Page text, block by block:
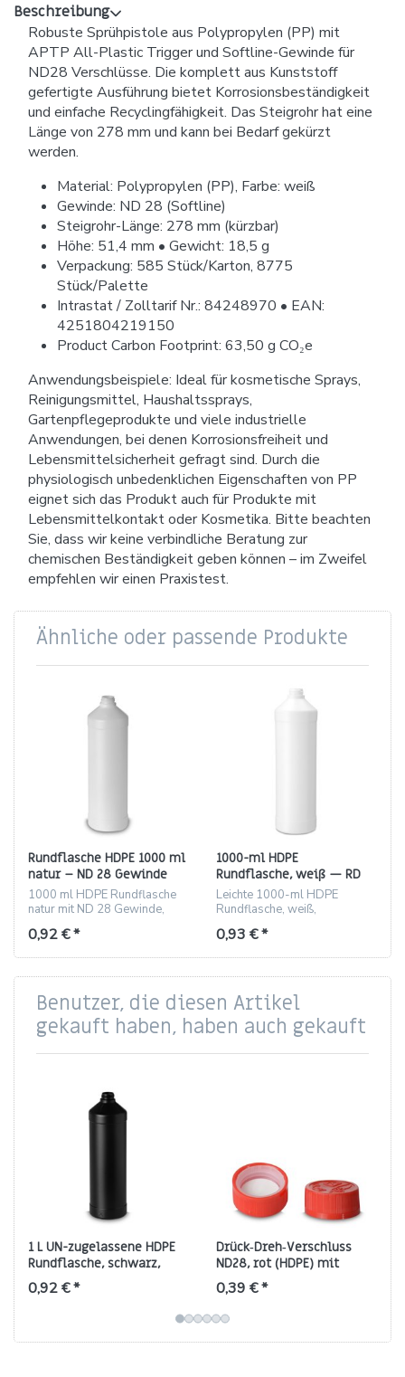
Beschreibung
Robuste Sprühpistole aus Polypropylen (PP) mit
APTP All-Plastic Trigger und Softline-Gewinde für
ND28 Verschlüsse. Die komplett aus Kunststoff
gefertigte Ausführung bietet Korrosionsbeständigkeit
und einfache Recyclingfähigkeit. Das Steigrohr hat eine
Länge von 278 mm und kann bei Bedarf gekürzt
werden.
Material: Polypropylen (PP), Farbe: weiß
Gewinde: ND 28 (Softline)
Steigrohr-Länge: 278 mm (kürzbar)
Höhe: 51,4 mm • Gewicht: 18,5 g
Verpackung: 585 Stück/Karton, 8775
Stück/Palette
Intrastat / Zolltarif Nr.: 84248970 • EAN:
4251804219150
Product Carbon Footprint: 63,50 g CO₂e
Anwendungsbeispiele: Ideal für kosmetische Sprays,
Reinigungsmittel, Haushaltssprays,
Gartenpflegeprodukte und viele industrielle
Anwendungen, bei denen Korrosionsfreiheit und
Lebensmittelsicherheit gefragt sind. Durch die
physiologisch unbedenklichen Eigenschaften von PP
eignet sich das Produkt auch für Produkte mit
Lebensmittelkontakt oder Kosmetika. Bitte beachten
Sie, dass wir keine verbindliche Beratung zur
chemischen Beständigkeit geben können – im Zweifel
empfehlen wir einen Praxistest.
Ähnliche oder passende Produkte
Rundflasche HDPE 1000 ml
natur – ND 28 Gewinde
1000 ml HDPE Rundflasche
natur mit ND 28 Gewinde,
0,92 € *
1000-ml HDPE
Rundflasche, weiß — RD
28
Leichte 1000-ml HDPE
Rundflasche, weiß,
etikettierbar
0,93 € *
Benutzer, die diesen Artikel
gekauft haben, haben auch gekauft
1 L UN-zugelassene HDPE
Rundflasche, schwarz,
RD28 (zylindrisch)
0,92 € *
Drück‑Dreh‑Verschluss
ND28, rot (HDPE) mit
Schaumeinlage
0,39 € *